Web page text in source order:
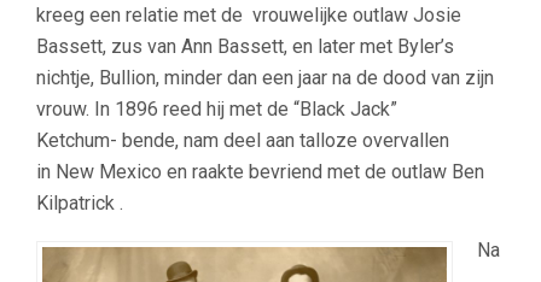
kreeg een relatie met de vrouwelijke outlaw Josie
Bassett, zus van Ann Bassett, en later met Byler’s
nichtje, Bullion, minder dan een jaar na de dood van zijn
vrouw. In 1896 reed hij met de “Black Jack”
Ketchum- bende, nam deel aan talloze overvallen
in New Mexico en raakte bevriend met de outlaw Ben
Kilpatrick .
Na